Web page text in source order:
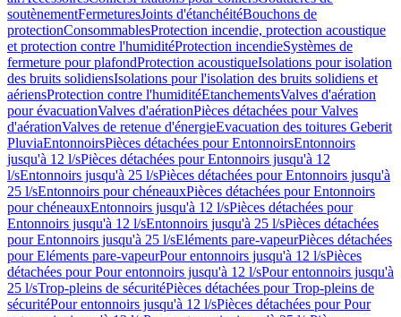
soutènementFermeturesJoints d'étanchéitéBouchons de
protectionConsommablesProtection incendie, protection acoustique
et protection contre l'humiditéProtection incendieSystèmes de
fermeture pour plafondProtection acoustiqueIsolations pour isolation
des bruits solidiensIsolations pour l'isolation des bruits solidiens et
aériensProtection contre l'humiditéEtanchementsValves d'aération
pour évacuationValves d'aérationPièces détachées pour Valves
d'aérationValves de retenue d'énergieEvacuation des toitures Geberit
PluviaEntonnoirsPièces détachées pour EntonnoirsEntonnoirs
jusqu'à 12 l/sPièces détachées pour Entonnoirs jusqu'à 12
l/sEntonnoirs jusqu'à 25 l/sPièces détachées pour Entonnoirs jusqu'à
25 l/sEntonnoirs pour chéneauxPièces détachées pour Entonnoirs
pour chéneauxEntonnoirs jusqu'à 12 l/sPièces détachées pour
Entonnoirs jusqu'à 12 l/sEntonnoirs jusqu'à 25 l/sPièces détachées
pour Entonnoirs jusqu'à 25 l/sEléments pare-vapeurPièces détachées
pour Eléments pare-vapeurPour entonnoirs jusqu'à 12 l/sPièces
détachées pour Pour entonnoirs jusqu'à 12 l/sPour entonnoirs jusqu'à
25 l/sTrop-pleins de sécuritéPièces détachées pour Trop-pleins de
sécuritéPour entonnoirs jusqu'à 12 l/sPièces détachées pour Pour